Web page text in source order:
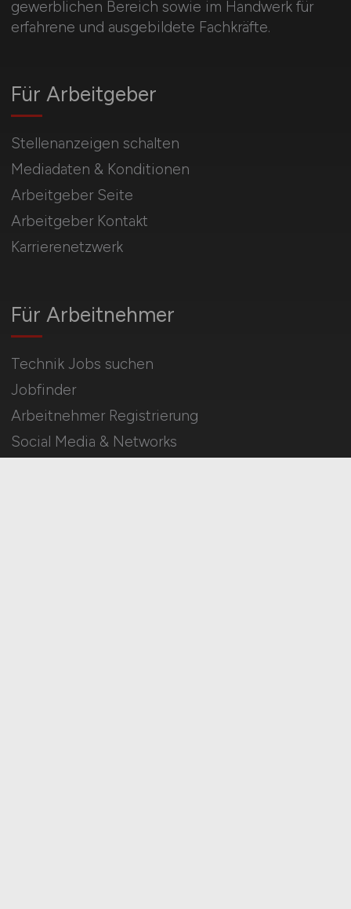
gewerblichen Bereich sowie im Handwerk für
erfahrene und ausgebildete Fachkräfte.
Für Arbeitnehmer
Technik Jobs suchen
Jobfinder
Arbeitnehmer Registrierung
Social Media & Networks
Für Arbeitgeber
Stellenanzeigen schalten
Mediadaten & Konditionen
Arbeitgeber Seite
Arbeitgeber Kontakt
Karrierenetzwerk